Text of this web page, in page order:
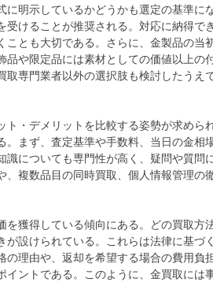
明示しているかどうかも選定の基準に
けることが推奨される。対応に納得で
とも大切である。さらに、金製品の当
や限定品には素材としての価値以上の
専門業者以外の選択肢も検討したうえ
・デメリットを比較する姿勢が求めら
まず、査定基準や手数料、当日の金相
についても専門性が高く、疑問や質問
複数品目の同時買取、個人情報管理の
獲得している傾向にある。どの買取方
設けられている。これらは法律に基づ
理由や、返却を希望する場合の費用負
ントである。このように、金買取には